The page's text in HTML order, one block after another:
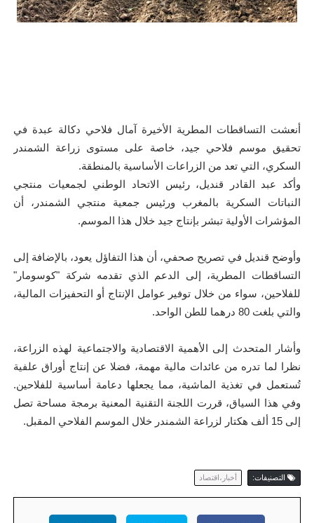
أنعشت التساقطات المطرية الأخيرة آمال فلاحي دكالة عبدة في
تحقيق موسم فلاحي جيد، خاصة على مستوى زراعة الشمندر
السكري، التي تعد من الزراعات الأساسية بالمنطقة.
وأكد عبد القادر قنديل، رئيس الاتحاد الوطني لجمعيات منتجي
النباتات السكرية بالمغرب ورئيس جمعية منتجي الشمندر، أن
المؤشرات الأولية تبشر بإنتاج جيد خلال هذا الموسم.
وأوضح قنديل في تصريح صحفي، أن هذا التفاؤل يعود، بالإضافة إلى
التساقطات المطرية، إلى الدعم الذي تقدمه شركة "كوسومار"
للفلاحين، سواء من خلال توفير عوامل الإنتاج أو التحفيزات المالية،
والتي بلغت 80 درهما للطن الواحد.
وأشار المتحدث إلى الأهمية الاقتصادية والاجتماعية لهذه الزراعة،
نظرا لما تدره من عائدات مالية مهمة، فضلا عن إنتاج أوراق علفية
تُستعمل في تغذية الماشية، مما يجعلها دعامة أساسية للفلاحين.
وفي هذا السياق، قررت اللجنة التقنية المعنية برمجة مساحة تصل
إلى 15 ألف هكتار لزراعة الشمندر خلال الموسم الفلاحي المقبل.
التصنيفات: أخبار،اقتصاد